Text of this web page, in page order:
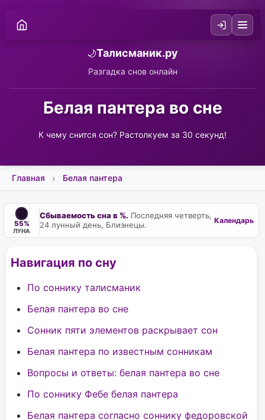
🌙Талисманик.ру
Разгадка снов онлайн
Белая пантера во сне
К чему снится сон? Растолкуем за 30 секунд!
Главная Белая пантера
55%
ЛУНА
Сбываемость сна в %. Последняя четверть,
24 лунный день, Близнецы.
Календарь
Навигация по сну
По соннику талисманик
Белая пантера во сне
Сонник пяти элементов раскрывает сон
Белая пантера по известным сонникам
Вопросы и ответы: белая пантера во сне
По соннику Фебе белая пантера
Белая пантера согласно соннику федоровской